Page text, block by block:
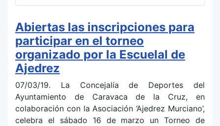
Abiertas las inscripciones para
participar en el torneo
organizado por la Escuelal de
Ajedrez
07/03/19. La Concejalía de Deportes del
Ayuntamiento de Caravaca de la Cruz, en
colaboración con la Asociación ‘Ajedrez Murciano’,
celebra el sábado 16 de marzo un Torneo de